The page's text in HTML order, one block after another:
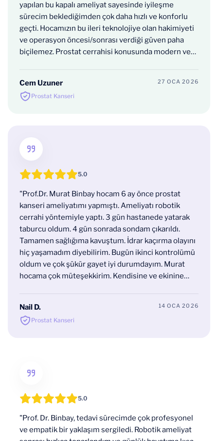
yapılan bu kapalı ameliyat sayesinde iyileşme
sürecim beklediğimden çok daha hızlı ve konforlu
geçti. Hocamızın bu ileri teknolojiye olan hakimiyeti
ve operasyon öncesi/sonrası verdiği güven paha
biçilemez. Prostat cerrahisi konusunda modern ve
Cem Uzuner
Prostat Kanseri
27 OCA 2026
5.0
"Prof.Dr. Murat Binbay hocam 6 ay önce prostat
kanseri ameliyatımı yapmıştı. Ameliyatı robotik
cerrahi yöntemiyle yaptı. 3 gün hastanede yatarak
taburcu oldum. 4 gün sonrada sondam çıkarıldı.
Tamamen sağlığıma kavuştum. İdrar kaçırma olayını
hiç yaşamadım diyebilirim. Bugün ikinci kontrolümü
oldum ve çok şükür gayet iyi durumdayım. Murat
hocama çok müteşekkirim. Kendisine ve ekinine
Nail D.
Prostat Kanseri
14 OCA 2026
5.0
"Prof. Dr. Binbay, tedavi sürecimde çok profesyonel
ve empatik bir yaklaşım sergiledi. Robotik ameliyat